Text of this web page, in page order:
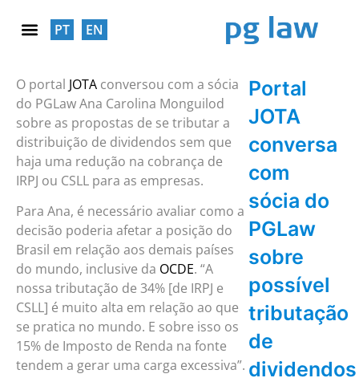
PT EN
Portal
JOTA
conversa
com
sócia do
PGLaw
sobre
possível
tributação
de
dividendos
O portal JOTA conversou com a sócia
do PGLaw Ana Carolina Monguilod
sobre as propostas de se tributar a
distribuição de dividendos sem que
haja uma redução na cobrança de
IRPJ ou CSLL para as empresas.
Para Ana, é necessário avaliar como a
decisão poderia afetar a posição do
Brasil em relação aos demais países
do mundo, inclusive da OCDE. “A
nossa tributação de 34% [de IRPJ e
CSLL] é muito alta em relação ao que
se pratica no mundo. E sobre isso os
15% de Imposto de Renda na fonte
tendem a gerar uma carga excessiva”.